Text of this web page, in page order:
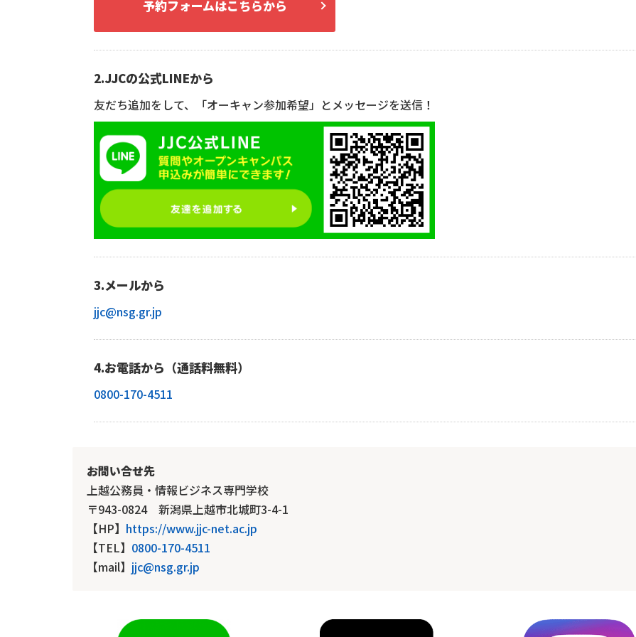
予約フォームはこちらから
2.JJCの公式LINEから
友だち追加をして、「オーキャン参加希望」とメッセージを送信！
3.メールから
jjc@nsg.gr.jp
4.お電話から（通話料無料）
0800-170-4511
お問い合せ先
上越公務員・情報ビジネス専門学校
〒943-0824 新潟県上越市北城町3-4-1
【HP】 https://www.jjc-net.ac.jp
【TEL】 0800-170-4511
【mail】 jjc@nsg.gr.jp